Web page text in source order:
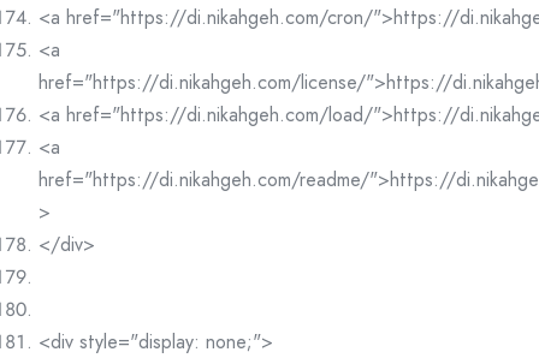
<a href="https://di.nikahgeh.com/cron/">https://
<a
href="https://di.nikahgeh.com/license/">https://
<a href="https://di.nikahgeh.com/load/">https://
<a
href="https://di.nikahgeh.com/readme/">https://
>
</div>
<div style="display: none;">